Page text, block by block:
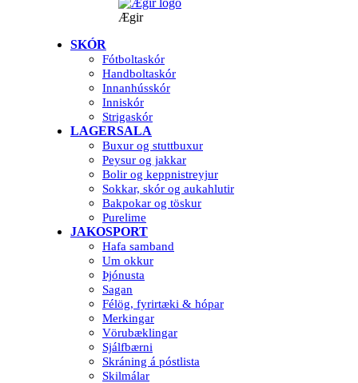
Ægir
SKÓR
Fótboltaskór
Handboltaskór
Innanhússkór
Inniskór
Strigaskór
LAGERSALA
Buxur og stuttbuxur
Peysur og jakkar
Bolir og keppnistreyjur
Sokkar, skór og aukahlutir
Bakpokar og töskur
Purelime
JAKOSPORT
Hafa samband
Um okkur
Þjónusta
Sagan
Félög, fyrirtæki & hópar
Merkingar
Vörubæklingar
Sjálfbærni
Skráning á póstlista
Skilmálar